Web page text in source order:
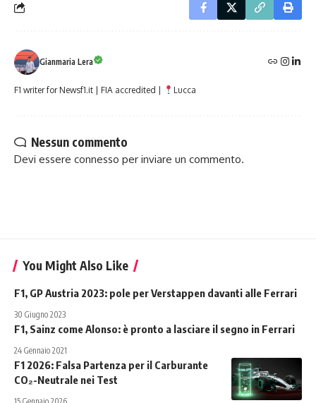
Gianmaria Lera
F1 writer for Newsf1.it | FIA accredited | Lucca
Nessun commento
Devi essere connesso per inviare un commento.
You Might Also Like
F1, GP Austria 2023: pole per Verstappen davanti alle Ferrari
30 Giugno 2023
F1, Sainz come Alonso: è pronto a lasciare il segno in Ferrari
24 Gennaio 2021
F1 2026: Falsa Partenza per il Carburante
CO₂-Neutrale nei Test
15 Gennaio 2026